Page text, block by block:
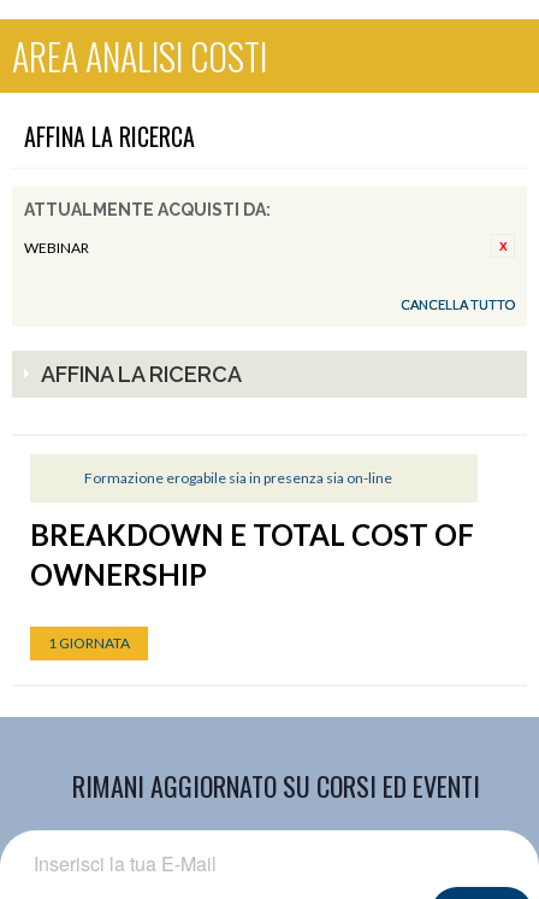
AREA ANALISI COSTI
AFFINA LA RICERCA
ATTUALMENTE ACQUISTI DA:
WEBINAR
CANCELLA TUTTO
AFFINA LA RICERCA
Formazione erogabile sia in presenza sia on-line
BREAKDOWN E TOTAL COST OF
OWNERSHIP
1 GIORNATA
RIMANI AGGIORNATO SU CORSI ED EVENTI